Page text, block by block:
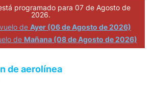
programado para 07 de Agosto de
2026.
de Ayer (06 de Agosto de 2026)
de Mañana (08 de Agosto de 2026)
de aerolínea